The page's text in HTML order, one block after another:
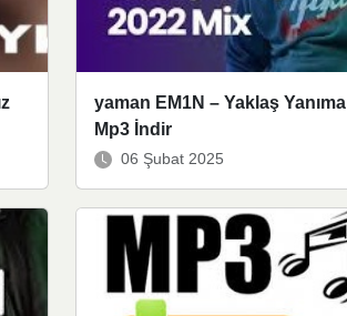
yaman EM1N – Yaklaş Yanıma
Mp3 İndir
06 Şubat 2025